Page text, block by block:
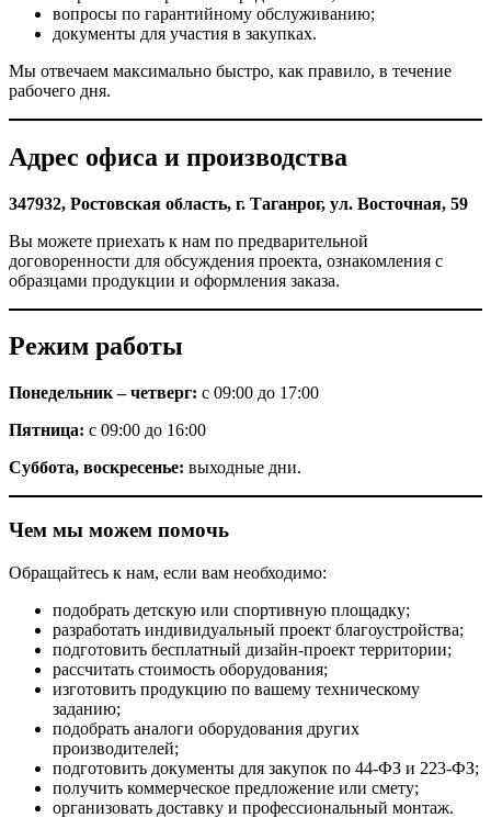
вопросы по гарантийному обслуживанию;
документы для участия в закупках.
Мы отвечаем максимально быстро, как правило, в течение
рабочего дня.
Адрес офиса и производства
347932, Ростовская область, г. Таганрог, ул. Восточная, 59
Вы можете приехать к нам по предварительной
договоренности для обсуждения проекта, ознакомления с
образцами продукции и оформления заказа.
Режим работы
Понедельник – четверг: с 09:00 до 17:00
Пятница: с 09:00 до 16:00
Суббота, воскресенье: выходные дни.
Чем мы можем помочь
Обращайтесь к нам, если вам необходимо:
подобрать детскую или спортивную площадку;
разработать индивидуальный проект благоустройства;
подготовить бесплатный дизайн-проект территории;
рассчитать стоимость оборудования;
изготовить продукцию по вашему техническому
заданию;
подобрать аналоги оборудования других
производителей;
подготовить документы для закупок по 44-ФЗ и 223-ФЗ;
получить коммерческое предложение или смету;
организовать доставку и профессиональный монтаж.